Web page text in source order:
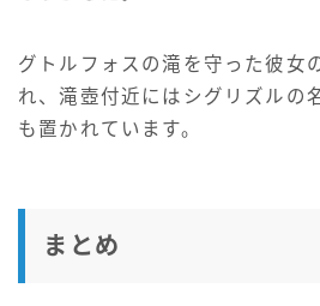
グトルフォスの滝を守った彼女
れ、滝壺付近にはシグリズルの
も置かれています。
まとめ